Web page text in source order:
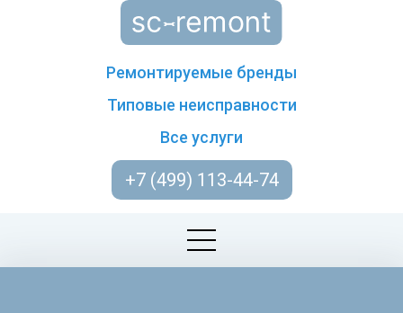
Ремонтируемые бренды
Типовые неисправности
Все услуги
+7 (499) 113-44-74